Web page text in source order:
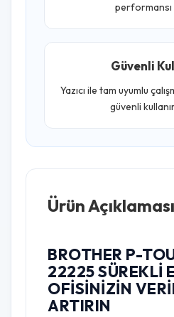
performansı
Güvenli
Yazıcı ile tam uyumlu
güvenli
Ürün Açıklaması
BROTHER P-
22225 SÜREKLI
OFISINIZIN
ARTIRIN